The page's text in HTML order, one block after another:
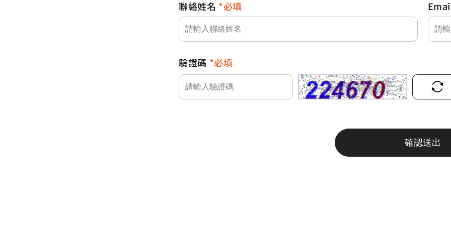
聯絡姓名 必填
驗證碼 必填
確認送出